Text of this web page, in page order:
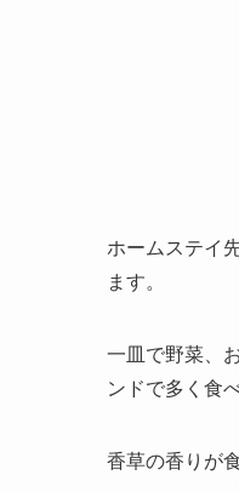
ホームステイ
ます。
一皿で野菜、
ンドで多く食
香草の香りが